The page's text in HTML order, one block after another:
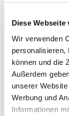
Diese
Wir verwenden
personalisieren,
können und die
Außerdem
unserer
Werbung und
Informationen